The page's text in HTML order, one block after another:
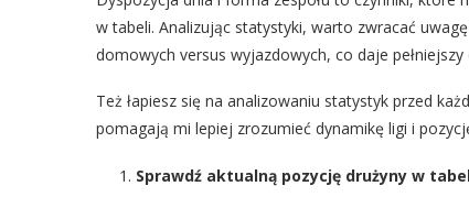
w tabeli. Analizując statystyki, warto zwracać
domowych versus wyjazdowych, co daje
Też łapiesz się na analizowaniu statystyk przed
pomagają mi lepiej zrozumieć dynamikę ligi i
Sprawdź aktualną pozycję drużyny w